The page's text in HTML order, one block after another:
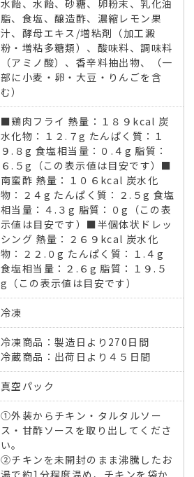
水飴、水飴、砂糖、卵粉末、乳化油
脂、食塩、醸造酢、濃縮レモン果
汁、酵母エキス/増粘剤（加工澱
粉・増粘多糖類）、酸味料、調味料
（アミノ酸）、香辛料抽出物、（一
部に小麦・卵・大豆・りんごを含
む）
■鶏肉フライ 熱量：１８９kcal 炭
水化物：１２.７g たんぱく質：１
９.８g 食塩相当量：０.４g 脂質：
６.５g（この表示値は目安です）■
南蛮酢 熱量：１０６kcal 炭水化
物：２４g たんぱく質：２.５g 食塩
相当量：４.３g 脂質：０g（この表
示値は目安です）■半個体状ドレッ
シング 熱量：２６９kcal 炭水化
物：２２.０g たんぱく質：１.４g
食塩相当量：２.６g 脂質：１９.５
g（この表示値は目安です）
冷凍
冷凍商品：製造日より270日間
冷蔵商品：出荷日より４５日間
真空パック
①外装からチキン・タルタルソー
ス・甘酢ソースを取り出してくださ
い。
②チキンを未開封のまま沸騰したお
湯で約1分程度温め、チキンを袋か